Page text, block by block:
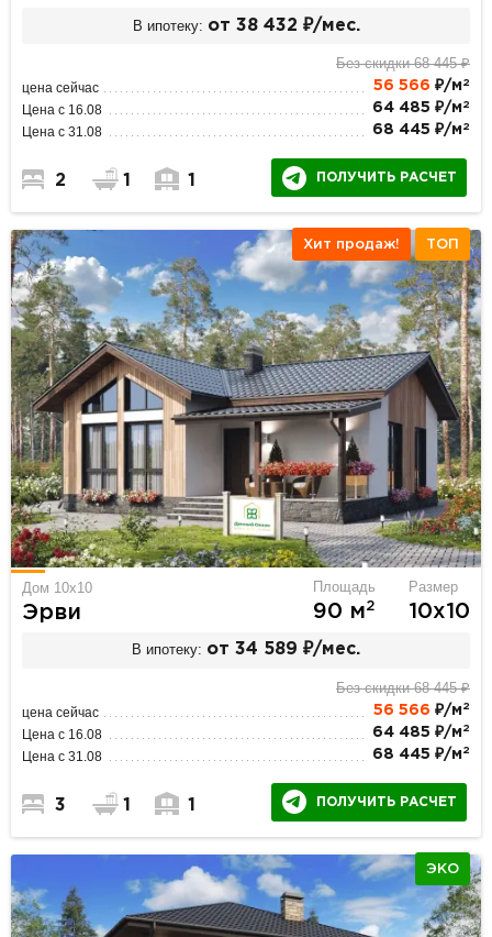
В ипотеку: от 38 432 ₽/мес.
Без скидки 68 445 ₽
цена сейчас 56 566 ₽/м 2
Цена с 16.08 64 485 ₽/м 2
Цена с 31.08 68 445 ₽/м 2
2 1 1 ПОЛУЧИТЬ РАСЧЕТ
Хит продаж! ТОП
Дом 10x10
Эрви
Площадь
90 м2
Размер
10х10
В ипотеку: от 34 589 ₽/мес.
Без скидки 68 445 ₽
цена сейчас 56 566 ₽/м 2
Цена с 16.08 64 485 ₽/м 2
Цена с 31.08 68 445 ₽/м 2
3 1 1 ПОЛУЧИТЬ РАСЧЕТ
ЭКО